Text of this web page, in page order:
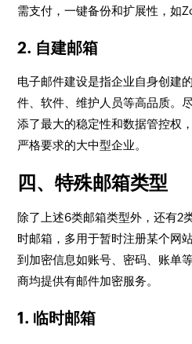
需支付，一键备份和扩展性，如
2. 自建邮箱
电子邮件建设是指企业自身创建
件、软件、维护人员等高品质。
添了最大的稳定性和数据管控权
严格要求的大中型企业。
四、特殊邮箱类型
除了上述6类邮箱类型外，还有2
时邮箱，多用于暂时注册某个网
到加密信息如账号、密码、账单
商均提供有邮件加密服务。
1. 临时邮箱